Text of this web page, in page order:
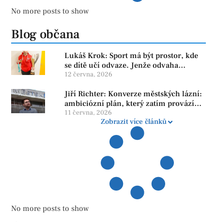
No more posts to show
Blog občana
Lukáš Krok: Sport má být prostor, kde
se dítě učí odvaze. Jenže odvaha
neroste tam, kde se bojí udělat chybu.
12 června, 2026
Jiří Richter: Konverze městských lázní:
ambiciózní plán, který zatím provází
více otazníků než jistot
11 června, 2026
Zobrazit více článků
No more posts to show